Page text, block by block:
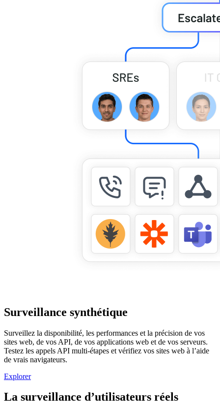
Surveillance synthétique
Surveillez la disponibilité, les performances et la précision de vos
sites web, de vos API, de vos applications web et de vos serveurs.
Testez les appels API multi-étapes et vérifiez vos sites web à l’aide
de vrais navigateurs.
Explorer
La surveillance d’utilisateurs réels